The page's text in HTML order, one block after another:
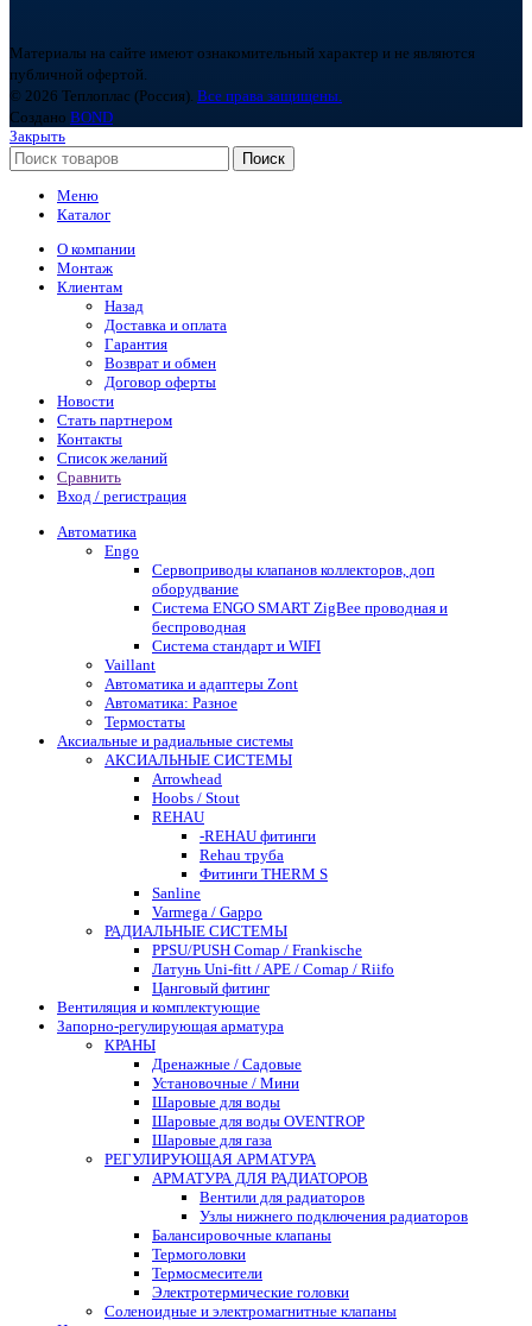
Материалы на сайте имеют ознакомительный характер и не являются
публичной офертой.
© 2026 Теплоплас (Россия). Все права защищены.
Создано BOND
Закрыть
Поиск
Меню
Каталог
О компании
Монтаж
Клиентам
Назад
Доставка и оплата
Гарантия
Возврат и обмен
Договор оферты
Новости
Стать партнером
Контакты
Список желаний
Сравнить
Вход / регистрация
Автоматика
Engo
Сервоприводы клапанов коллекторов, доп
оборудвание
Система ENGO SMART ZigBee проводная и
беспроводная
Система стандарт и WIFI
Vaillant
Автоматика и адаптеры Zont
Автоматика: Разное
Термостаты
Аксиальные и радиальные системы
АКСИАЛЬНЫЕ СИСТЕМЫ
Arrowhead
Hoobs / Stout
REHAU
-REHAU фитинги
Rehau труба
Фитинги THERM S
Sanline
Varmega / Gappo
РАДИАЛЬНЫЕ СИСТЕМЫ
PPSU/PUSH Comap / Frankische
Латунь Uni-fitt / APE / Comap / Riifo
Цанговый фитинг
Вентиляция и комплектующие
Запорно-регулирующая арматура
КРАНЫ
Дренажные / Садовые
Установочные / Мини
Шаровые для воды
Шаровые для воды OVENTROP
Шаровые для газа
РЕГУЛИРУЮЩАЯ АРМАТУРА
АРМАТУРА ДЛЯ РАДИАТОРОВ
Вентили для радиаторов
Узлы нижнего подключения радиаторов
Балансировочные клапаны
Термоголовки
Термосмесители
Электротермические головки
Соленоидные и электромагнитные клапаны